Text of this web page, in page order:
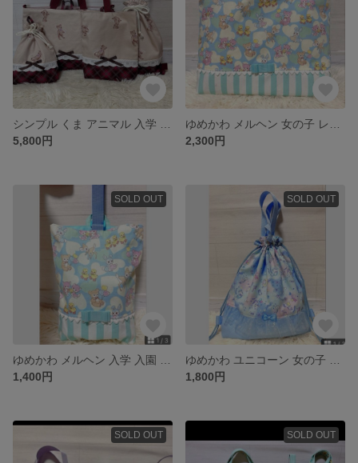
5,800円
2,300円
SOLD OUT
1,400円
SOLD OUT
1,800円
SOLD OUT SOLD OUT